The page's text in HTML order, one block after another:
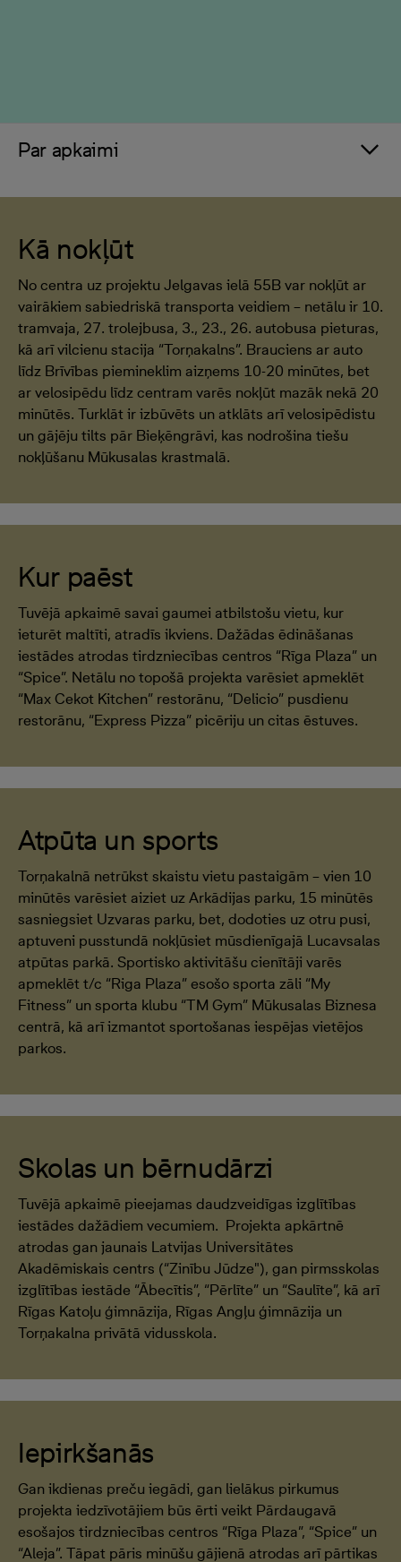
Par apkaimi
Kā nokļūt
No centra uz projektu Jelgavas ielā 55B var nokļūt ar
vairākiem sabiedriskā transporta veidiem – netālu ir 10.
tramvaja, 27. trolejbusa, 3., 23., 26. autobusa pieturas,
kā arī vilcienu stacija “Torņakalns”. Brauciens ar auto
līdz Brīvības piemineklim aizņems 10-20 minūtes, bet
ar velosipēdu līdz centram varēs nokļūt mazāk nekā 20
minūtēs. Turklāt ir izbūvēts un atklāts arī velosipēdistu
un gājēju tilts pār Bieķēngrāvi, kas nodrošina tiešu
nokļūšanu Mūkusalas krastmalā.
Kur paēst
Tuvējā apkaimē savai gaumei atbilstošu vietu, kur
ieturēt maltīti, atradīs ikviens. Dažādas ēdināšanas
iestādes atrodas tirdzniecības centros “Rīga Plaza” un
“Spice”. Netālu no topošā projekta varēsiet apmeklēt
“Max Cekot Kitchen” restorānu, “Delicio” pusdienu
restorānu, “Express Pizza” picēriju un citas ēstuves.
Atpūta un sports
Torņakalnā netrūkst skaistu vietu pastaigām – vien 10
minūtēs varēsiet aiziet uz Arkādijas parku, 15 minūtēs
sasniegsiet Uzvaras parku, bet, dodoties uz otru pusi,
aptuveni pusstundā nokļūsiet mūsdienīgajā Lucavsalas
atpūtas parkā. Sportisko aktivitāšu cienītāji varēs
apmeklēt t/c “Riga Plaza” esošo sporta zāli “My
Fitness” un sporta klubu “TM Gym” Mūkusalas Biznesa
centrā, kā arī izmantot sportošanas iespējas vietējos
parkos.
Skolas un bērnudārzi
Tuvējā apkaimē pieejamas daudzveidīgas izglītības
iestādes dažādiem vecumiem. Projekta apkārtnē
atrodas gan jaunais Latvijas Universitātes
Akadēmiskais centrs (“Zinību Jūdze"), gan pirmsskolas
izglītības iestāde “Ābecītis”, “Pērlīte” un “Saulīte”, kā arī
Rīgas Katoļu ģimnāzija, Rīgas Angļu ģimnāzija un
Torņakalna privātā vidusskola.
Iepirkšanās
Gan ikdienas preču iegādi, gan lielākus pirkumus
projekta iedzīvotājiem būs ērti veikt Pārdaugavā
esošajos tirdzniecības centros “Rīga Plaza”, “Spice” un
“Aleja”. Tāpat pāris minūšu gājienā atrodas arī pārtikas